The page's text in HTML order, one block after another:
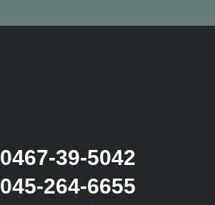
0467-39-5042
045-264-6655